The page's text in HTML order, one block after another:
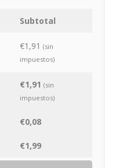
Subtotal
€1,91 (sin
impuestos)
€1,91 (sin
impuestos)
€0,08
€1,99